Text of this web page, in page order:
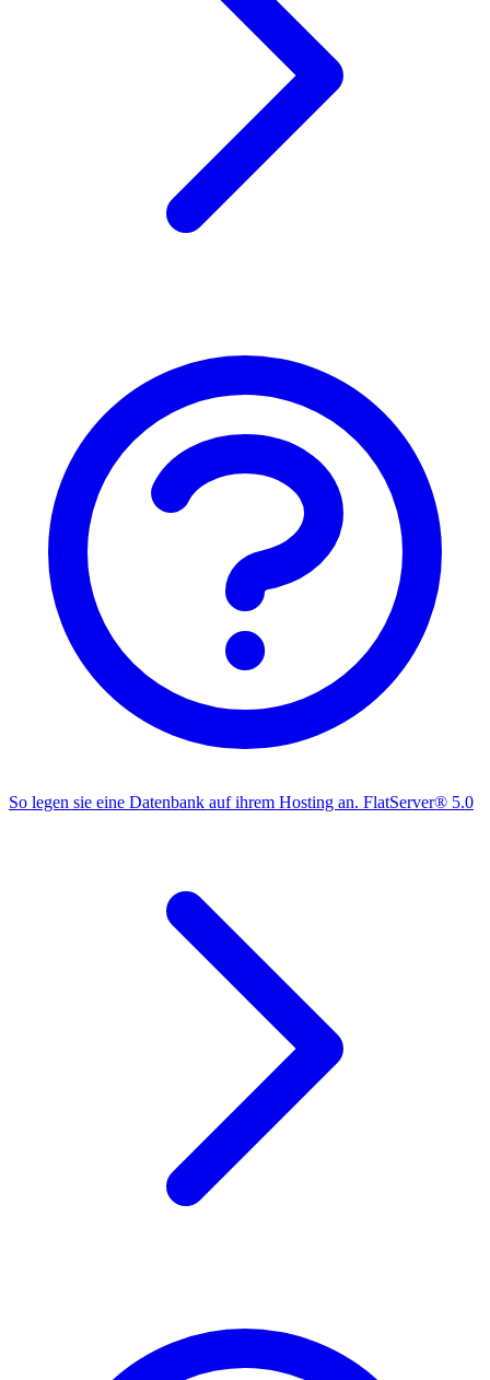
So legen sie eine Datenbank auf ihrem Hosting an. FlatServer® 5.0